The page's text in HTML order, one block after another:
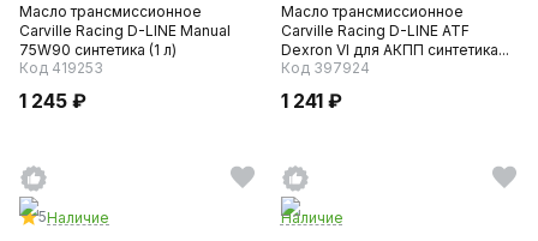
Масло трансмиссионное
Carville Racing D-LINE Manual
75W90 синтетика (1 л)
Код 419253
1 245 ₽
Масло трансмиссионное
Carville Racing D-LINE ATF
Dexron VI для АКПП синтетика...
Код 397924
1 241 ₽
5Наличие
Наличие